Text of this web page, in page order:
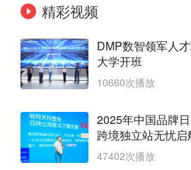
精彩视频
DMP数智领军人
大学开班
10660次播放
2025年中国品牌
跨境独立站无忧
布”
47402次播放